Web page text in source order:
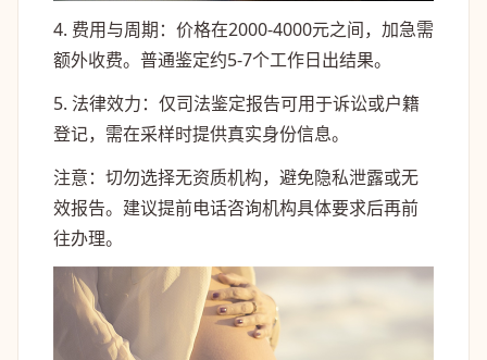
4. 费用与周期：价格在2000-4000元之间，加急需
额外收费。普通鉴定约5-7个工作日出结果。
5. 法律效力：仅司法鉴定报告可用于诉讼或户籍
登记，需在采样时提供真实身份信息。
注意：切勿选择无资质机构，避免隐私泄露或无
效报告。建议提前电话咨询机构具体要求后再前
往办理。